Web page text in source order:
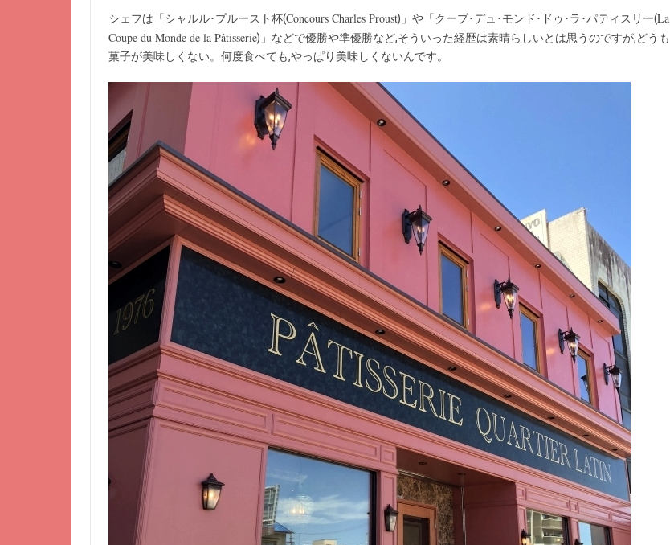
シェフは「シャルル･プルースト杯(Concours Charles Proust)」や「クープ･デュ･モンド･ドゥ･ラ･パティスリー(La
Coupe du Monde de la Pâtisserie)」などで優勝や準優勝など,そういった経歴は素晴らしいとは思うのですが,どうも
菓子が美味しくない。何度食べても,やっぱり美味しくないんです。